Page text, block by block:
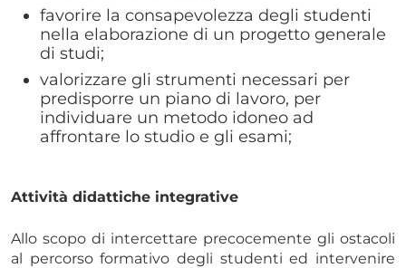
favorire la consapevolezza degli studenti
nella elaborazione di un progetto generale
di studi;
valorizzare gli strumenti necessari per
predisporre un piano di lavoro, per
individuare un metodo idoneo ad
affrontare lo studio e gli esami;
Attività didattiche integrative
Allo scopo di intercettare precocemente gli ostacoli
al percorso formativo degli studenti ed intervenire